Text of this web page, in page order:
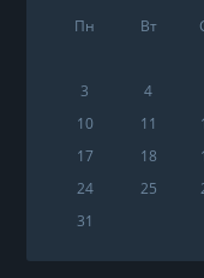
Пн Вт
3
4
10
11
17
18
24
25
31